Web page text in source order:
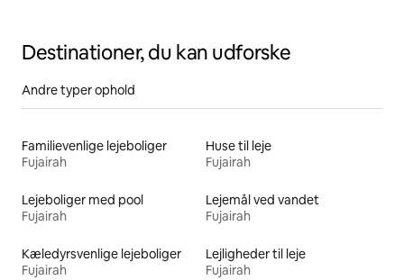
Destinationer, du kan udforske
Andre typer ophold
Familievenlige lejeboliger
Fujairah
Huse til leje
Fujairah
Lejeboliger med pool
Fujairah
Lejemål ved vandet
Fujairah
Kæledyrsvenlige lejeboliger
Fujairah
Lejligheder til leje
Fujairah